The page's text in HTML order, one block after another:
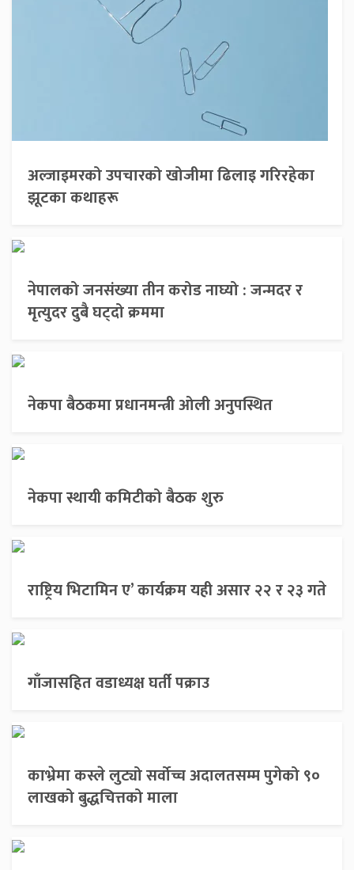
अल्जाइमरको उपचारको खोजीमा ढिलाइ गरिरहेका
झूटका कथाहरू
नेपालको जनसंख्या तीन करोड नाघ्यो : जन्मदर र
मृत्युदर दुबै घट्दो क्रममा
नेकपा बैठकमा प्रधानमन्त्री ओली अनुपस्थित
नेकपा स्थायी कमिटीको बैठक शुरु
राष्ट्रिय भिटामिन ए’ कार्यक्रम यही असार २२ र २३ गते
गाँजासहित वडाध्यक्ष घर्ती पक्राउ
काभ्रेमा कस्ले लुट्यो सर्वोच्च अदालतसम्म पुगेको ९०
लाखको बुद्धचित्तको माला